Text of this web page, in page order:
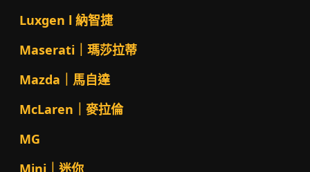
Luxgen l 納智捷
Maserati｜瑪莎拉蒂
Mazda｜馬自達
McLaren｜麥拉倫
MG
Mini｜迷你